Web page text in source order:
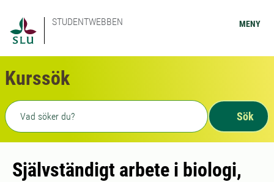
STUDENTWEBBEN MENY
Kurssök
Fritext sökning
Sök
Självständigt arbete i biologi,